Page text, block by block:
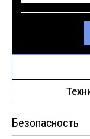
Безопасность